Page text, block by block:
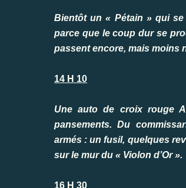
Bientôt un « Pétain » qui
parce que le coup dur se
passent encore, mais moins
14 H 10
Une auto de croix rouge
pansements. Du
armés : un fusil, quelques
sur le mur du « Violon d’Or ».
16 H 30